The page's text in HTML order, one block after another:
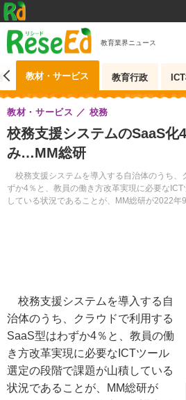
教育業界ニュース
教材・サービス 教育行政
校務支援システムのSaaS化
み…MM総研
校務支援システムを導入する自治体のうち、
ずか4％と、教員の働き方改革実現に必要な
している状況であることが、MM総研が2022
教材・サービス 校務
校務支援システムを導入する自
治体のうち、クラウドで利用する
SaaS型はわずか4％と、教員の働
き方改革実現に必要なICTツール
選定の段階で課題が山積している
状況であることが、MM総研が